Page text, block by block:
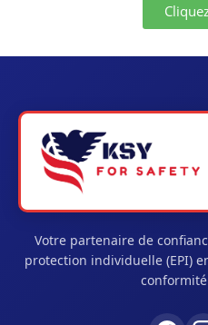
Votre partenaire de
protection individuelle (EPI)
conformité